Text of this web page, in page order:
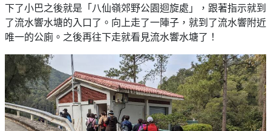
即
食
即
煮
系
列
聚
親
子
活
心
願
清
單
我
們
去
處
場
地
#
到
會
下了小巴之後就是「八仙嶺郊野公園迴旋處」，跟著指示就到
了流水響水塘的入口了。向上走了一陣子，就到了流水響附近
唯一的公廁。之後再往下走就看見流水響水塘了！